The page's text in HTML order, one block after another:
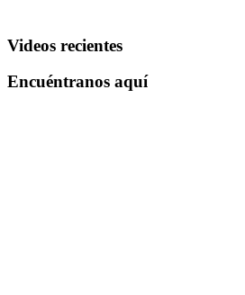
Videos recientes
Encuéntranos aquí